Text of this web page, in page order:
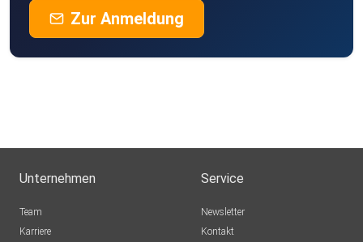
Zur Anmeldung
Unternehmen
Team
Karriere
Service
Newsletter
Kontakt